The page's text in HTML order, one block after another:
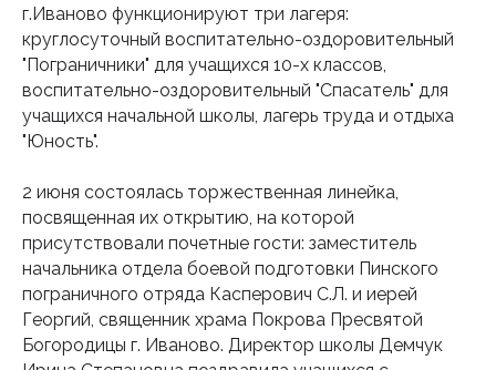
г.Иваново функционируют три лагеря:
круглосуточный воспитательно-оздоровительный
"Пограничники" для учащихся 10-х классов,
воспитательно-оздоровительный "Спасатель" для
учащихся начальной школы, лагерь труда и отдыха
"Юность".
2 июня состоялась торжественная линейка,
посвященная их открытию, на которой
присутствовали почетные гости: заместитель
начальника отдела боевой подготовки Пинского
пограничного отряда Касперович С.Л. и иерей
Георгий, священник храма Покрова Пресвятой
Богородицы г. Иваново. Директор школы Демчук